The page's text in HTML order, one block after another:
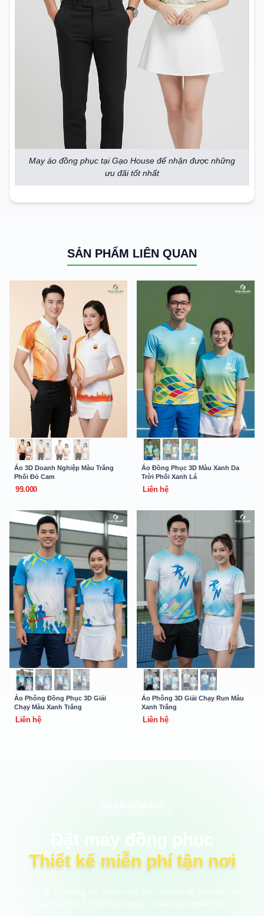
May áo đồng phục tại Gạo House để nhận được những
ưu đãi tốt nhất
SẢN PHẨM LIÊN QUAN
Áo 3D Doanh Nghiệp Màu Trắng
Phối Đỏ Cam
99.000
Áo Đồng Phục 3D Màu Xanh Da
Trời Phối Xanh Lá
Liên hệ
Áo Phông Đồng Phục 3D Giải
Chạy Màu Xanh Trắng
Liên hệ
Áo Phông 3D Giải Chạy Run Màu
Xanh Trắng
Liên hệ
Thiết kế miễn phí tận nơi